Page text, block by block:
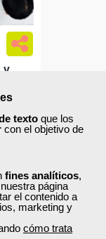
texto que los
con el objetivo de
fines analíticos,
página
el contenido a
marketing y
cómo trata
y